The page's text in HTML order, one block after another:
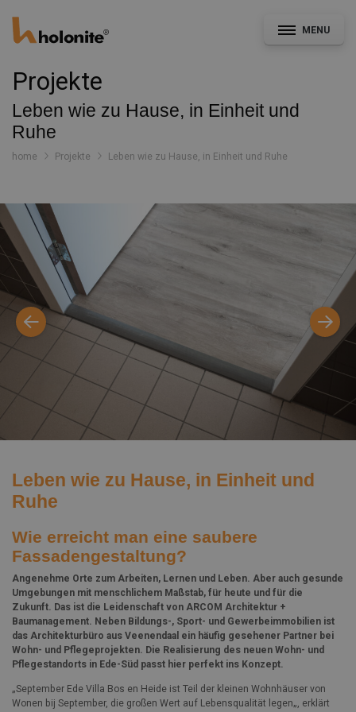
MENU
Allgemein
CAD- und Leistungsverzeichnisservice
Konstruktionsdetails
Dokumentation
Nachrichten
Projekte
Projekte
Leben wie zu Hause, in Einheit und
Ruhe
home Projekte Leben wie zu Hause, in Einheit und Ruhe
Leben wie zu Hause, in Einheit und
Ruhe
Wie erreicht man eine saubere
Fassadengestaltung?
Angenehme Orte zum Arbeiten, Lernen und Leben. Aber auch gesunde
Umgebungen mit menschlichem Maßstab, für heute und für die
Zukunft. Das ist die Leidenschaft von ARCOM Architektur +
Baumanagement. Neben Bildungs-, Sport- und Gewerbeimmobilien ist
das Architekturbüro aus Veenendaal ein häufig gesehener Partner bei
Wohn- und Pflegeprojekten. Die Realisierung des neuen Wohn- und
Pflegestandorts in Ede-Süd passt hier perfekt ins Konzept.
„September Ede Villa Bos en Heide ist Teil der kleinen Wohnhäuser von
Wonen bij September, die großen Wert auf Lebensqualität legen„, erklärt